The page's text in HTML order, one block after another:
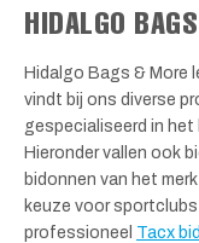
HIDALGO
Hidalgo Bags & More
vindt bij ons diverse
gespecialiseerd in het
Hieronder vallen ook
bidonnen van het
keuze voor
professioneel Tacx